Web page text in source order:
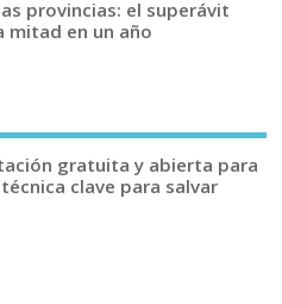
provincias: el superávit
mitad en un año
gratuita y abierta para
clave para salvar